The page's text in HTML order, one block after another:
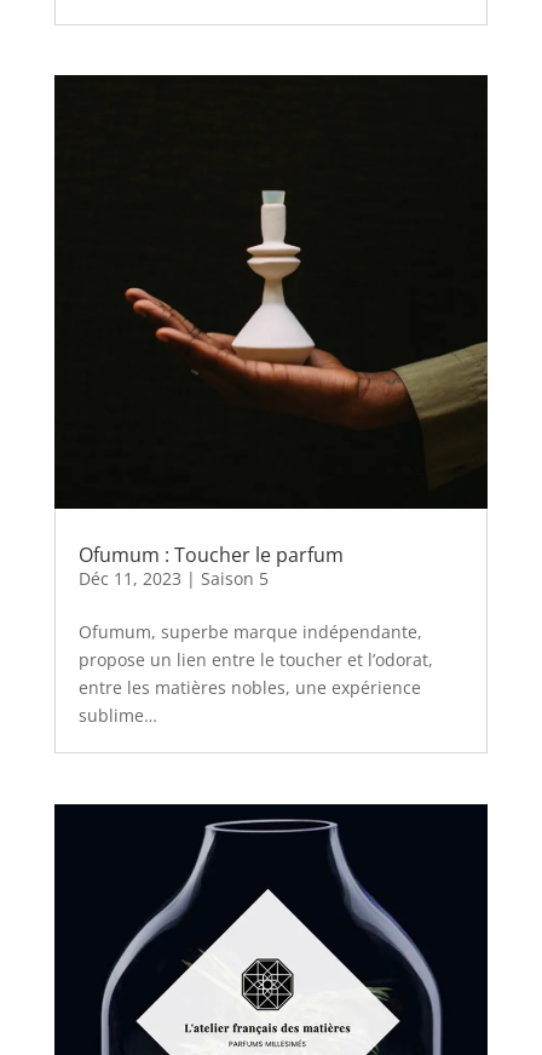
Ofumum : Toucher le parfum
Déc 11, 2023 | Saison 5
Ofumum, superbe marque indépendante,
propose un lien entre le toucher et l’odorat,
entre les matières nobles, une expérience
sublime…